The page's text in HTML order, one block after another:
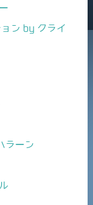
ン by クライ
ラーン